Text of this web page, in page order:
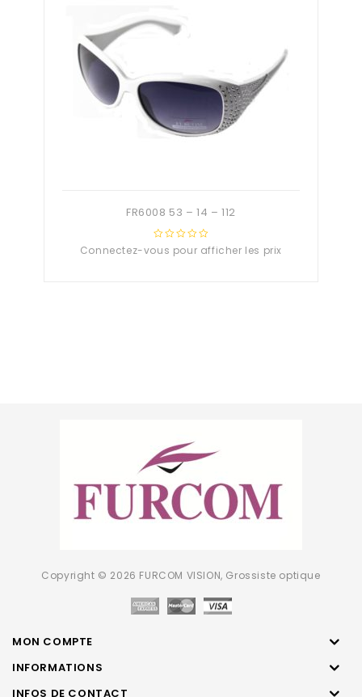
FR6008 53 – 14 – 112
0
Connectez-vous pour afficher les prix
Copyright © 2026 FURCOM VISION, Grossiste optique
MON COMPTE
INFORMATIONS
INFOS DE CONTACT